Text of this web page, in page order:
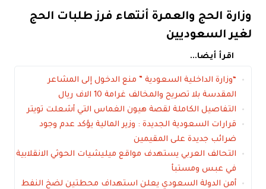
وزارة الحج والعمرة أنتهاء فرز طلبات الحج
لغير السعوديين
اقرأ أيضا...
“وزارة الداخلية السعودية ” منع الدخول إلى المشاعر
المقدسة بلا تصريح والمخالف غرامة 10 الاف ريال
التفاصيل الكاملة لقصة هيون الغماس التي أشعلت تويتر
قرارات السعودية الجديدة : وزير المالية يؤكد عدم وجود
ضرائب جديدة على المقيمين
التحالف العربي يستهدف مواقع ميليشيات الحوثي الانقلابية
في عبس ومستبأ
أمن الدولة السعودي يعلن استهداف محطتين لضخ النفط